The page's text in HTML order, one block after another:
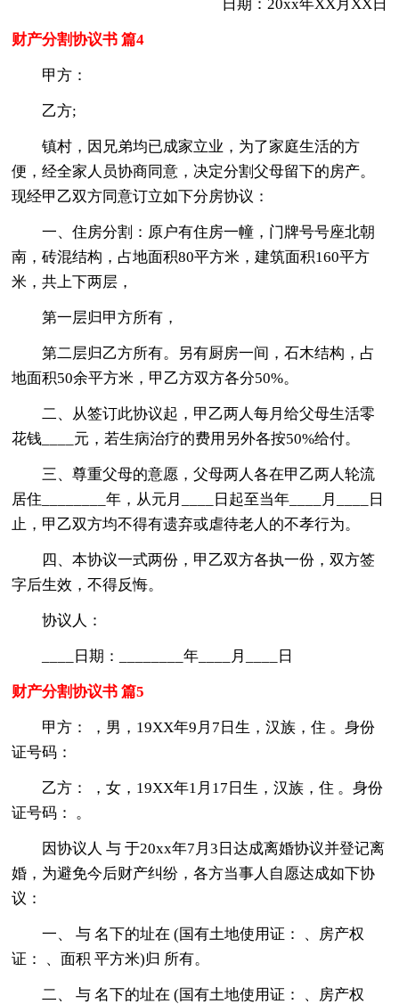
日期：20xx年XX月XX日
财产分割协议书 篇4
甲方：
乙方;
镇村，因兄弟均已成家立业，为了家庭生活的方
便，经全家人员协商同意，决定分割父母留下的房产。
现经甲乙双方同意订立如下分房协议：
一、住房分割：原户有住房一幢，门牌号号座北朝
南，砖混结构，占地面积80平方米，建筑面积160平方
米，共上下两层，
第一层归甲方所有，
第二层归乙方所有。另有厨房一间，石木结构，占
地面积50余平方米，甲乙方双方各分50%。
二、从签订此协议起，甲乙两人每月给父母生活零
花钱____元，若生病治疗的费用另外各按50%给付。
三、尊重父母的意愿，父母两人各在甲乙两人轮流
居住________年，从元月____日起至当年____月____日
止，甲乙双方均不得有遗弃或虐待老人的不孝行为。
四、本协议一式两份，甲乙双方各执一份，双方签
字后生效，不得反悔。
协议人：
____日期：________年____月____日
财产分割协议书 篇5
甲方： ，男，19XX年9月7日生，汉族，住 。身份
证号码：
乙方： ，女，19XX年1月17日生，汉族，住 。身份
证号码： 。
因协议人 与 于20xx年7月3日达成离婚协议并登记离
婚，为避免今后财产纠纷，各方当事人自愿达成如下协
议：
一、 与 名下的址在 (国有土地使用证： 、房产权
证： 、面积 平方米)归 所有。
二、 与 名下的址在 (国有土地使用证： 、房产权